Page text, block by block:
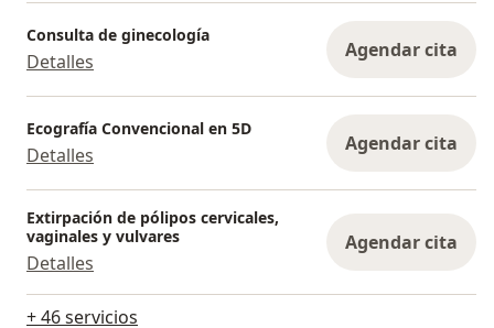
Consulta de ginecología
Detalles Agendar cita
Ecografía Convencional en 5D
Detalles Agendar cita
Extirpación de pólipos cervicales,
vaginales y vulvares
Detalles
Agendar cita
+ 46 servicios